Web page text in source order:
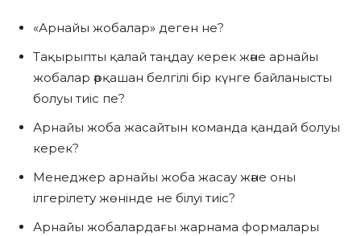
«Арнайы жобалар» деген не?
Тақырыпты қалай таңдау керек және арнайы
жобалар әрқашан белгілі бір күнге байланысты
болуы тиіс пе?
Арнайы жоба жасайтын команда қандай болуы
керек?
Менеджер арнайы жоба жасау және оны
ілгерілету жөнінде не білуі тиіс?
Арнайы жобалардағы жарнама формалары